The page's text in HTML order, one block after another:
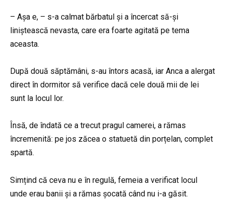
– Așa e, – s-a calmat bărbatul și a încercat să-și
liniștească nevasta, care era foarte agitată pe tema
aceasta.
După două săptămâni, s-au întors acasă, iar Anca a alergat
direct în dormitor să verifice dacă cele două mii de lei
sunt la locul lor.
Însă, de îndată ce a trecut pragul camerei, a rămas
încremenită: pe jos zăcea o statuetă din porțelan, complet
spartă.
Simțind că ceva nu e în regulă, femeia a verificat locul
unde erau banii și a rămas șocată când nu i-a găsit.